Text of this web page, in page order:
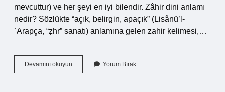
mevcuttur) ve her şeyi en iyi bilendir. Zâhir dini anlamı
nedir? Sözlükte “açık, belirgin, apaçık” (Lisânü’l-
ʿArapça, “ẓhr” sanatı) anlamına gelen zahir kelimesi,…
Devamını okuyun
Isimlerinden
Yorum Bırak